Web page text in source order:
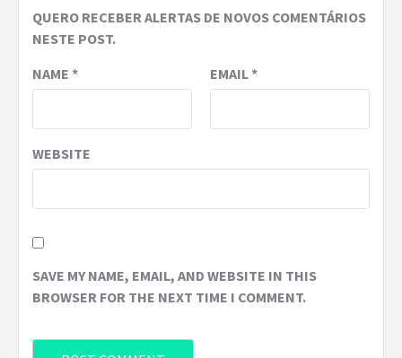
QUERO RECEBER ALERTAS DE NOVOS COMENTÁRIOS
NESTE POST.
NAME * EMAIL*
WEBSITE
SAVE MY NAME, EMAIL, AND WEBSITE IN THIS
BROWSER FOR THE NEXT TIME I COMMENT.